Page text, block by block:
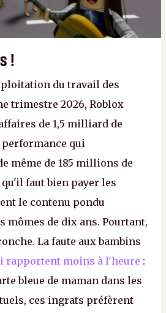
!
du travail des
trimestre 2026, Roblox
de 1,5 milliard de
performance qui
même de 185 millions de
faut bien payer les
le contenu pondu
mômes de dix ans. Pourtant,
La faute aux bambins
rapportent moins à l'heure :
bleue de maman dans les
ces ingrats préfèrent